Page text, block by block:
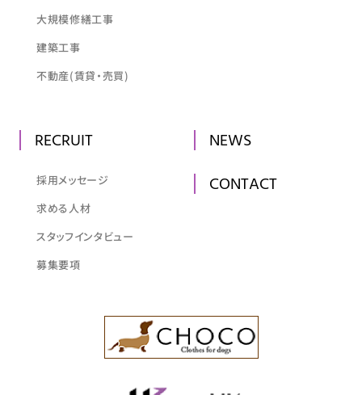
大規模修繕工事
建築工事
不動産(賃貸・売買)
RECRUIT
採用メッセージ
求める人材
スタッフインタビュー
募集要項
NEWS
CONTACT